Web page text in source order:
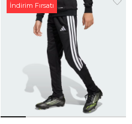
İndirim Fırsatı